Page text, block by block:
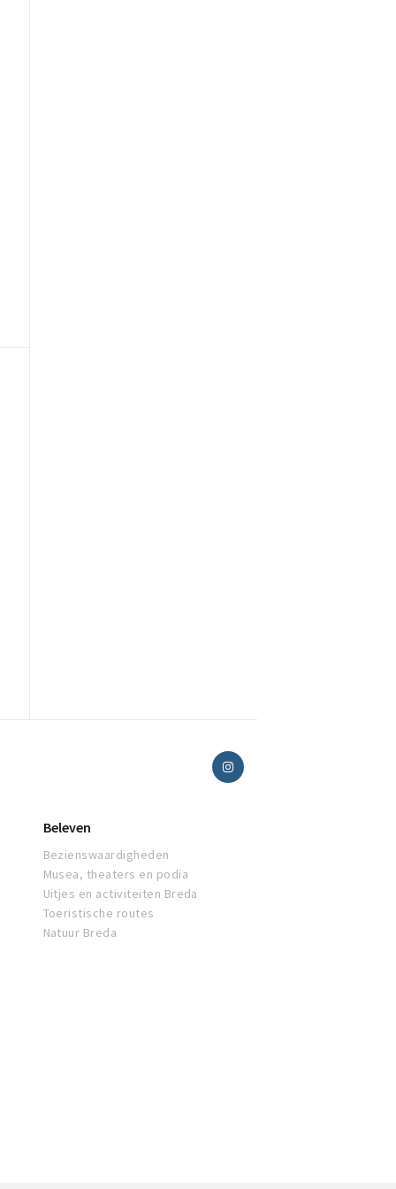
Beleven
Bezienswaardigheden
Musea, theaters en podia
Uitjes en activiteiten Breda
Toeristische routes
Natuur Breda